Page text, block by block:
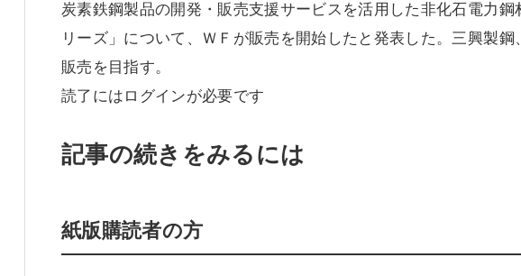
炭素鉄鋼製品の開発・販売支援サービスを活用した非化石電力
リーズ」について、ＷＦが販売を開始したと発表した。三興製
販売を目指す。
読了にはログインが必要です
記事の続きをみるには
紙版購読者の方